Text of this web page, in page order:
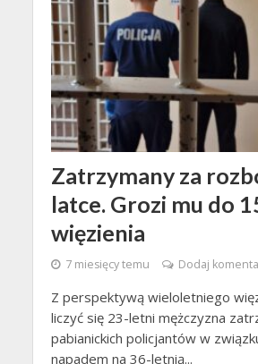
Zatrzymany za
latce. Grozi mu do
więzienia
7 miesięcy temu Dodaj
Z perspektywą wieloletniego
liczyć się 23-letni mężczyzna
pabianickich policjantów w
napadem na 36-letnią...